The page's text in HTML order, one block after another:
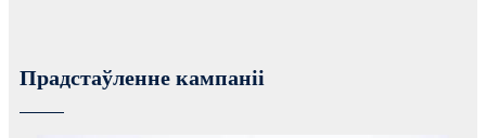
Прадстаўленне кампаніі